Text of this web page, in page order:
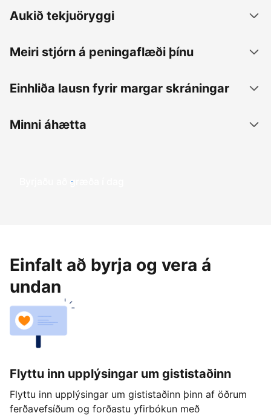
Aukið tekjuöryggi
Meiri stjórn á peningaflæði þínu
Einhliða lausn fyrir margar skráningar
Minni áhætta
Byrjaðu að græða í dag
Einfalt að byrja og vera á
undan
Flyttu inn upplýsingar um gististaðinn
Flyttu inn upplýsingar um gististaðinn þinn af öðrum
ferðavefsíðum og forðastu yfirbókun með